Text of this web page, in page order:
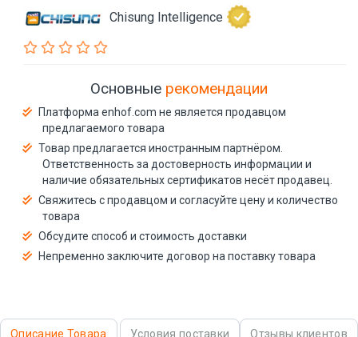
Chisung Intelligence
Основные рекомендации
Платформа enhof.com не является продавцом
предлагаемого товара
Товар предлагается иностранным партнёром.
Ответственность за достоверность информации и
наличие обязательных сертификатов несёт продавец.
Свяжитесь с продавцом и согласуйте цену и количество
товара
Обсудите способ и стоимость доставки
Непременно заключите договор на поставку товара
Описание Товара Условия поставки Отзывы клиентов